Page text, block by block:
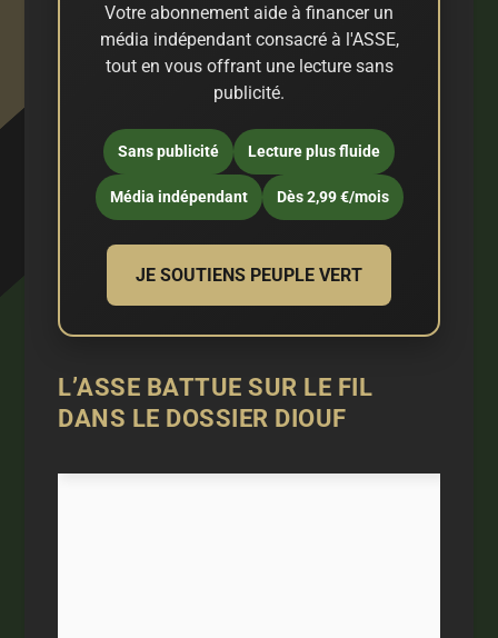
Votre abonnement aide à financer un
média indépendant consacré à l'ASSE,
tout en vous offrant une lecture sans
publicité.
Sans publicité Lecture plus fluide
Média indépendant Dès 2,99 €/mois
JE SOUTIENS PEUPLE VERT
L’ASSE BATTUE SUR LE FIL
DANS LE DOSSIER DIOUF